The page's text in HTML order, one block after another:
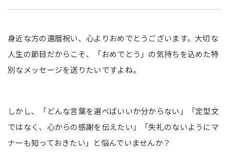
身近な方の還暦祝い、心よりおめでとうございます。大切な
人生の節目だからこそ、「おめでとう」の気持ちを込めた特
別なメッセージを送りたいですよね。
しかし、「どんな言葉を選べばいいか分からない」「定型文
ではなく、心からの感謝を伝えたい」「失礼のないようにマ
ナーも知っておきたい」と悩んでいませんか？